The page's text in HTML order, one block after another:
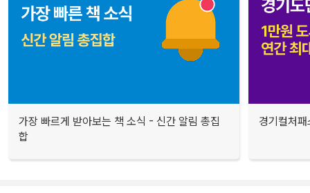
가장 빠르게 받아보는 책 소식 - 신간 알림 총집
합
경기컬처